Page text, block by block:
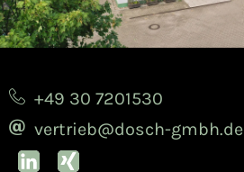
+49 30 7201530
vertrieb@dosch-gmbh.de